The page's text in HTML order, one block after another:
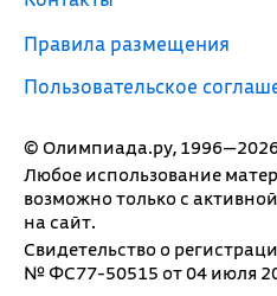
© Олимпиада.ру,
Любое использование
возможно только с
на сайт.
Свидетельство о
№ ФС77-50515 от 04 июля
Правила размещения
Пользовательское